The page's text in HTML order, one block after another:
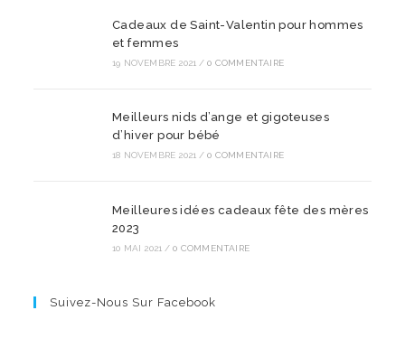
Cadeaux de Saint-Valentin pour hommes
et femmes
19 NOVEMBRE 2021 / 0 COMMENTAIRE
Meilleurs nids d’ange et gigoteuses
d’hiver pour bébé
18 NOVEMBRE 2021 / 0 COMMENTAIRE
Meilleures idées cadeaux fête des mères
2023
10 MAI 2021 / 0 COMMENTAIRE
Suivez-Nous Sur Facebook